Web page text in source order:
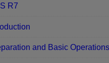
R7
and Basic Operations